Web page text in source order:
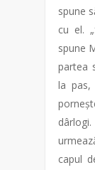
spune
cu el.
spune
partea
la
capul